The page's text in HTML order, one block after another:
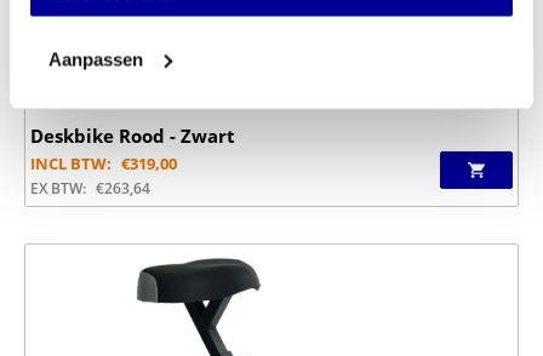
Aanpassen
Deskbike Rood - Zwart
INCL BTW: €319,00
EX BTW: €263,64